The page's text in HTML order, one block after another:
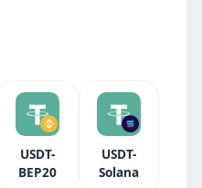
USDT-
BEP20
USDT-
Solana